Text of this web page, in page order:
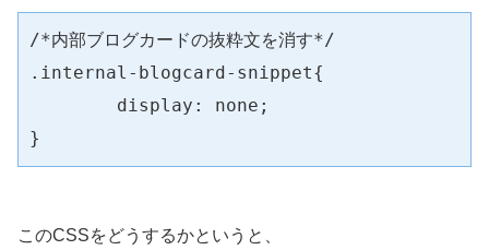
/*内部ブログカードの抜粋文を消す*/
.internal-blogcard-snippet{
}
このCSSをどうするかというと、